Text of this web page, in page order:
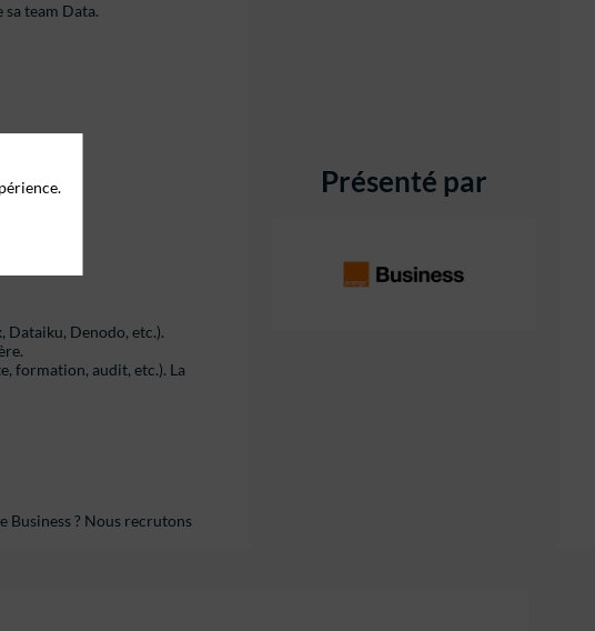
team Data.
Dataiku, Denodo, etc.).
formation, audit, etc.). La
Business ? Nous recrutons
Présenté par